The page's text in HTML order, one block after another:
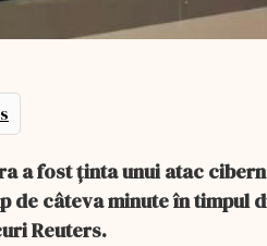
a fost ţinta unui atac
de câteva minute în timpul
Reuters.